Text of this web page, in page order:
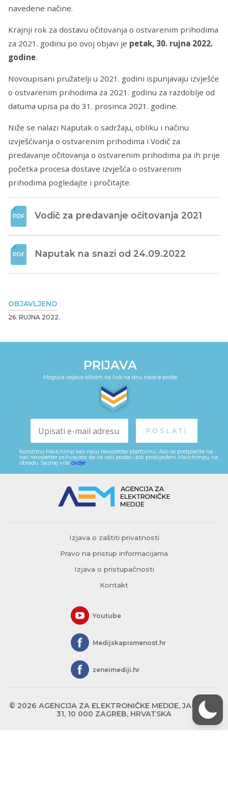
OBJAVLJENO
26. RUJNA 2022.
navedene načine.
Krajnji rok za dostavu očitovanja o ostvarenim prihodima
za 2021. godinu po ovoj objavi je petak, 30. rujna 2022.
godine.
Novoupisani pružatelji u 2021. godini ispunjavaju izvješće
o ostvarenim prihodima za 2021. godinu za razdoblje od
datuma upisa pa do 31. prosinca 2021. godine.
Niže se nalazi Naputak o sadržaju, obliku i načinu
izvješćivanja o ostvarenim prihodima i Vodič za
predavanje očitovanja o ostvarenim prihodima pa ih prije
početka procesa dostave izvješća o ostvarenim
prihodima pogledajte i pročitajte.
Vodič za predavanje očitovanja 2021
Naputak na snazi od 24.09.2022
PRIJAVA
Moguća odjava klikom na link na dnu naše e-pošte
Koristimo Mailchimp kao našu newsletter platformu. Ako se pretplatite na
naš newsletter prihvaćate da će vaši podaci biti proslijeđeni Mailchimpu na
obradu. Saznaj više ovdje.
Izjava o zaštiti privatnosti
Pravo na pristup informacijama
Izjava o pristupačnosti
Kontakt
Youtube
Medijskapismenost.hr
zeneimediji.hr
© 2026 AGENCIJA ZA ELEKTRONIČKE MEDIJE, JAGIĆEVA
31, 10 000 ZAGREB, HRVATSKA